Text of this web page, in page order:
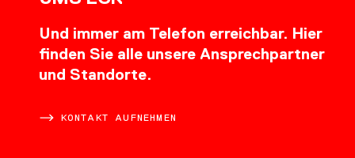
Und immer am Telefon erreichbar. Hier
finden Sie alle unsere Ansprechpartner
und Standorte.
KONTAKT AUFNEHMEN